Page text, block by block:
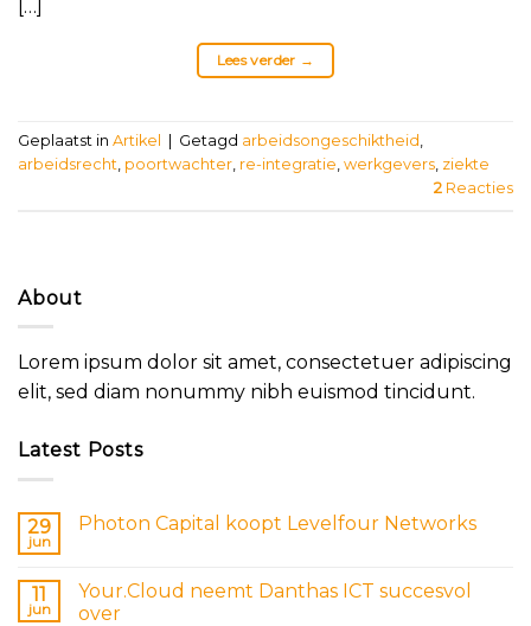
[…]
Lees verder →
Geplaatst in Artikel Getagd arbeidsongeschiktheid
arbeidsrecht poortwachter re-integratie werkgevers ziekte
2 Reacties
About
Lorem ipsum dolor sit amet, consectetuer adipiscing
elit, sed diam nonummy nibh euismod tincidunt.
Latest Posts
29
jun
Photon Capital koopt Levelfour Networks
11
jun
Your.Cloud neemt Danthas ICT succesvol
over